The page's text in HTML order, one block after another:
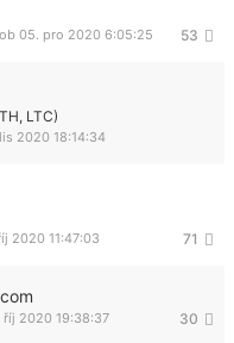
53
05. pro 2020 6:05:25
LTC)
2020 18:14:34
71
2020 11:47:03
30
říj 2020 19:38:37